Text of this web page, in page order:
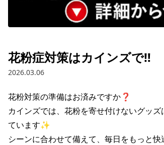
花粉症対策はカインズで‼️
2026.03.06
花粉対策の準備はお済みですか❓
カインズでは、花粉を寄せ付けないグッ
ています✨
シーンに合わせて備えて、毎日をもっと